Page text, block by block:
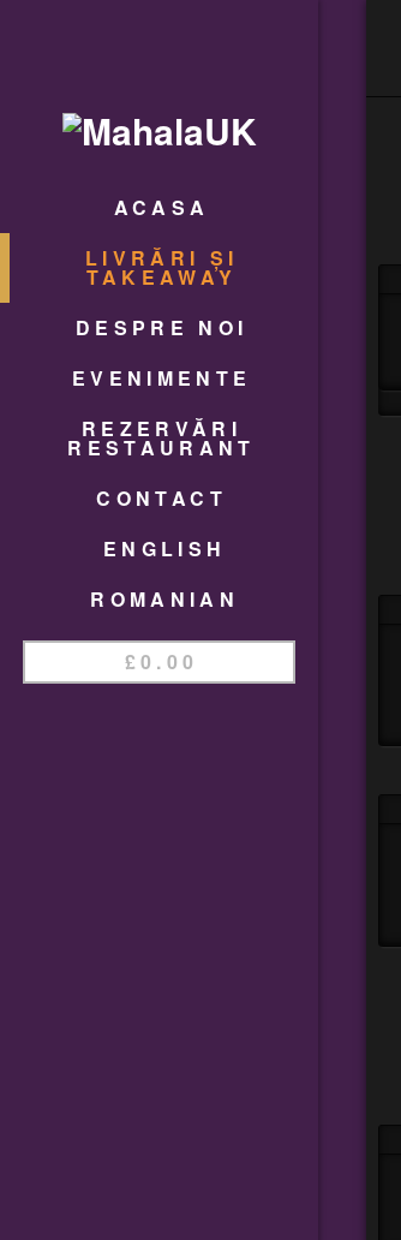
ACASA
LIVRĂRI ȘI
TAKEAWAY
DESPRE NOI
EVENIMENTE
REZERVĂRI
RESTAURANT
CONTACT
ENGLISH
ROMANIAN
£0.00